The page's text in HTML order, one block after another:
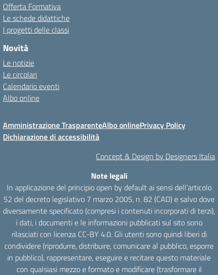
Offerta Formativa
Le schede didattiche
I progetti delle classi
Novità
Le notizie
Le circolari
Calendario eventi
Albo online
Amministrazione TrasparenteAlbo onlinePrivacy Policy
Dichiarazione di accessibilità
Concept & Design by Designers Italia
Note legali
In applicazione del principio open by default ai sensi dell’articolo
52 del decreto legislativo 7 marzo 2005, n. 82 (CAD) e salvo dove
diversamente specificato (compresi i contenuti incorporati di terzi),
i dati, i documenti e le informazioni pubblicati sul sito sono
rilasciati con licenza CC-BY 4.0. Gli utenti sono quindi liberi di
condividere (riprodurre, distribuire, comunicare al pubblico, esporre
in pubblico), rappresentare, eseguire e recitare questo materiale
con qualsiasi mezzo e formato e modificare (trasformare il